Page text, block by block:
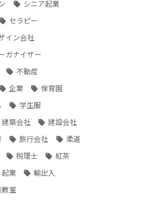
シニア起業
セラピー
イン会社
ガナイザー
不動産
企業
保育園
学生服
建築会社
建設会社
旅行会社
柔道
税理士
紅茶
起業
輸出入
教室